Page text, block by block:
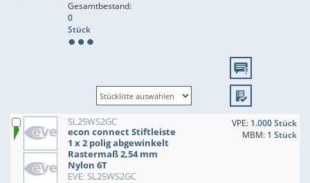
Gesamtbestand:
0
Stück
SL25WS2GC
econ connect Stiftleiste
1 x 2 polig abgewinkelt
Rastermaß 2,54 mm
Nylon 6T
EVE: SL25WS2GC
VPE: 1.000 Stück
MBM: 1 Stück